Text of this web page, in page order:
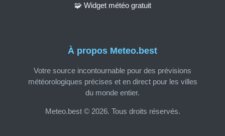
À propos Meteo.best
Votre source incontournable pour des prévisions
météorologiques précises et en direct pour les villes
du monde entier.
Meteo.best © 2026. Tous droits réservés.
🧩 Widget météo gratuit